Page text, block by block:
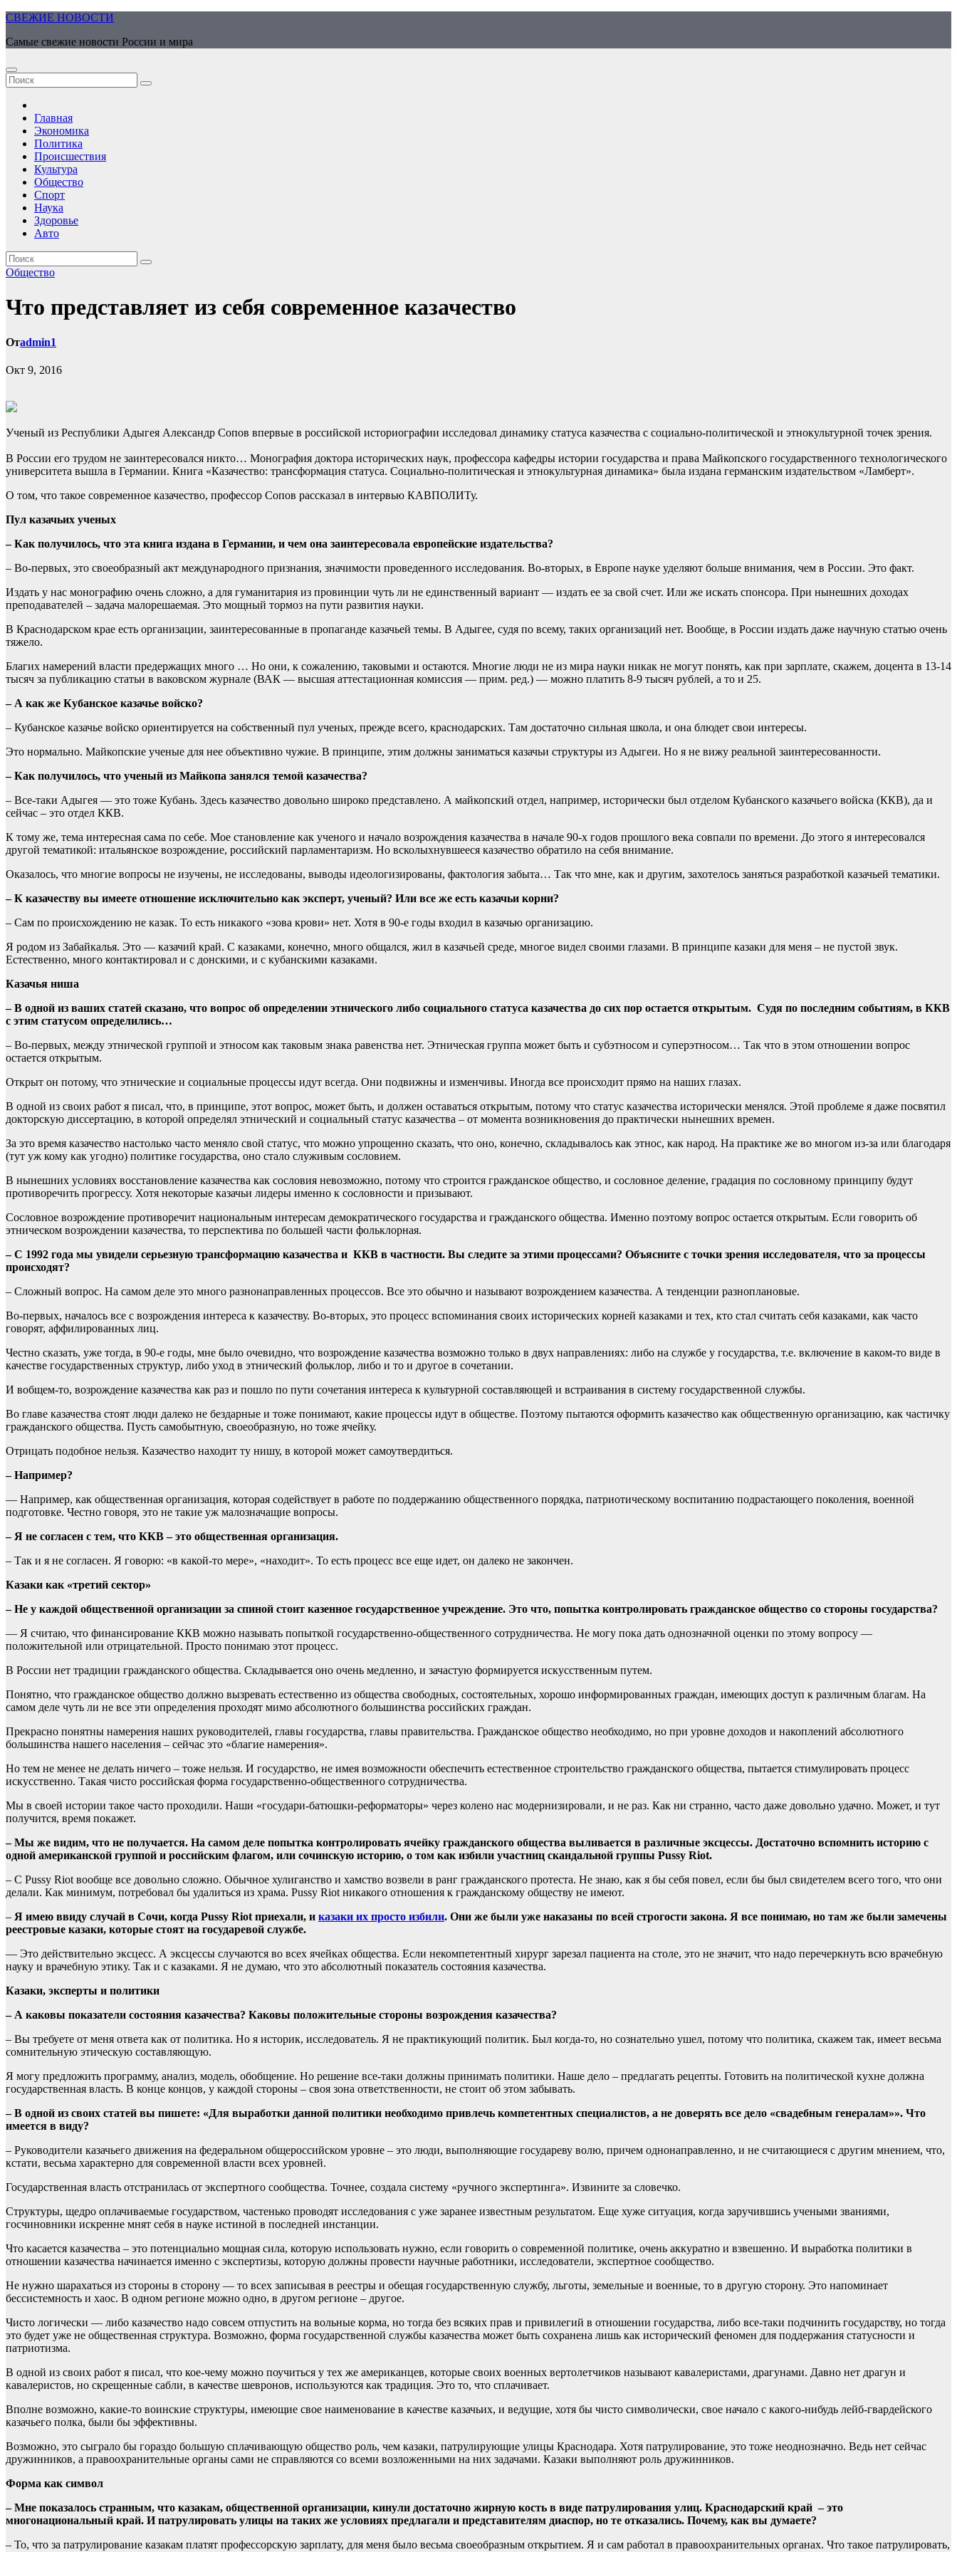
Перейти
содержимому
СВЕЖИЕ НОВОСТИ
Самые свежие новости России и мира
Главная
Экономика
Политика
Происшествия
Культура
Общество
Спорт
Наука
Здоровье
Авто
Общество
Что представляет из себя современное казачество
Отadmin1
Окт 9, 2016
Ученый из Республики Адыгея Александр Сопов впервые в российской историографии исследовал динамику статуса казачества с социально-политической и этнокультурной точек зрения.
В России его трудом не заинтересовался никто… Монография доктора исторических наук, профессора кафедры истории государства и права Майкопского государственного технологического
университета вышла в Германии. Книга «Казачество: трансформация статуса. Социально-политическая и этнокультурная динамика» была издана германским издательством «Ламберт».
О том, что такое современное казачество, профессор Сопов рассказал в интервью КАВПОЛИТу.
Пул казачьих ученых
– Как получилось, что эта книга издана в Германии, и чем она заинтересовала европейские издательства?
– Во-первых, это своеобразный акт международного признания, значимости проведенного исследования. Во-вторых, в Европе науке уделяют больше внимания, чем в России. Это факт.
Издать у нас монографию очень сложно, а для гуманитария из провинции чуть ли не единственный вариант — издать ее за свой счет. Или же искать спонсора. При нынешних доходах
преподавателей – задача малорешаемая. Это мощный тормоз на пути развития науки.
В Краснодарском крае есть организации, заинтересованные в пропаганде казачьей темы. В Адыгее, судя по всему, таких организаций нет. Вообще, в России издать даже научную статью очень
тяжело.
Благих намерений власти предержащих много … Но они, к сожалению, таковыми и остаются. Многие люди не из мира науки никак не могут понять, как при зарплате, скажем, доцента в 13-14
тысяч за публикацию статьи в ваковском журнале (ВАК — высшая аттестационная комиссия — прим. ред.) — можно платить 8-9 тысяч рублей, а то и 25.
– А как же Кубанское казачье войско?
– Кубанское казачье войско ориентируется на собственный пул ученых, прежде всего, краснодарских. Там достаточно сильная школа, и она блюдет свои интересы.
Это нормально. Майкопские ученые для нее объективно чужие. В принципе, этим должны заниматься казачьи структуры из Адыгеи. Но я не вижу реальной заинтересованности.
– Как получилось, что ученый из Майкопа занялся темой казачества?
– Все-таки Адыгея — это тоже Кубань. Здесь казачество довольно широко представлено. А майкопский отдел, например, исторически был отделом Кубанского казачьего войска (ККВ), да и
сейчас – это отдел ККВ.
К тому же, тема интересная сама по себе. Мое становление как ученого и начало возрождения казачества в начале 90-х годов прошлого века совпали по времени. До этого я интересовался
другой тематикой: итальянское возрождение, российский парламентаризм. Но всколыхнувшееся казачество обратило на себя внимание.
Оказалось, что многие вопросы не изучены, не исследованы, выводы идеологизированы, фактология забыта… Так что мне, как и другим, захотелось заняться разработкой казачьей тематики.
– К казачеству вы имеете отношение исключительно как эксперт, ученый? Или все же есть казачьи корни?
– Сам по происхождению не казак. То есть никакого «зова крови» нет. Хотя в 90-е годы входил в казачью организацию.
Я родом из Забайкалья. Это — казачий край. С казаками, конечно, много общался, жил в казачьей среде, многое видел своими глазами. В принципе казаки для меня – не пустой звук.
Естественно, много контактировал и с донскими, и с кубанскими казаками.
Казачья ниша
– В одной из ваших статей сказано, что вопрос об определении этнического либо социального статуса казачества до сих пор остается открытым. Судя по последним событиям, в ККВ
с этим статусом определились…
– Во-первых, между этнической группой и этносом как таковым знака равенства нет. Этническая группа может быть и субэтносом и суперэтносом… Так что в этом отношении вопрос
остается открытым.
Открыт он потому, что этнические и социальные процессы идут всегда. Они подвижны и изменчивы. Иногда все происходит прямо на наших глазах.
В одной из своих работ я писал, что, в принципе, этот вопрос, может быть, и должен оставаться открытым, потому что статус казачества исторически менялся. Этой проблеме я даже посвятил
докторскую диссертацию, в которой определял этнический и социальный статус казачества – от момента возникновения до практически нынешних времен.
За это время казачество настолько часто меняло свой статус, что можно упрощенно сказать, что оно, конечно, складывалось как этнос, как народ. На практике же во многом из-за или благодаря
(тут уж кому как угодно) политике государства, оно стало служивым сословием.
В нынешних условиях восстановление казачества как сословия невозможно, потому что строится гражданское общество, и сословное деление, градация по сословному принципу будут
противоречить прогрессу. Хотя некоторые казачьи лидеры именно к сословности и призывают.
Сословное возрождение противоречит национальным интересам демократического государства и гражданского общества. Именно поэтому вопрос остается открытым. Если говорить об
этническом возрождении казачества, то перспектива по большей части фольклорная.
– С 1992 года мы увидели серьезную трансформацию казачества и ККВ в частности. Вы следите за этими процессами? Объясните с точки зрения исследователя, что за процессы
происходят?
– Сложный вопрос. На самом деле это много разнонаправленных процессов. Все это обычно и называют возрождением казачества. А тенденции разноплановые.
Во-первых, началось все с возрождения интереса к казачеству. Во-вторых, это процесс вспоминания своих исторических корней казаками и тех, кто стал считать себя казаками, как часто
говорят, аффилированных лиц.
Честно сказать, уже тогда, в 90-е годы, мне было очевидно, что возрождение казачества возможно только в двух направлениях: либо на службе у государства, т.е. включение в каком-то виде в
качестве государственных структур, либо уход в этнический фольклор, либо и то и другое в сочетании.
И вобщем-то, возрождение казачества как раз и пошло по пути сочетания интереса к культурной составляющей и встраивания в систему государственной службы.
Во главе казачества стоят люди далеко не бездарные и тоже понимают, какие процессы идут в обществе. Поэтому пытаются оформить казачество как общественную организацию, как частичку
гражданского общества. Пусть самобытную, своеобразную, но тоже ячейку.
Отрицать подобное нельзя. Казачество находит ту нишу, в которой может самоутвердиться.
– Например?
— Например, как общественная организация, которая содействует в работе по поддержанию общественного порядка, патриотическому воспитанию подрастающего поколения, военной
подготовке. Честно говоря, это не такие уж малозначащие вопросы.
– Я не согласен с тем, что ККВ – это общественная организация.
– Так и я не согласен. Я говорю: «в какой-то мере», «находит». То есть процесс все еще идет, он далеко не закончен.
Казаки как «третий сектор»
– Не у каждой общественной организации за спиной стоит казенное государственное учреждение. Это что, попытка контролировать гражданское общество со стороны государства?
— Я считаю, что финансирование ККВ можно называть попыткой государственно-общественного сотрудничества. Не могу пока дать однозначной оценки по этому вопросу —
положительной или отрицательной. Просто понимаю этот процесс.
В России нет традиции гражданского общества. Складывается оно очень медленно, и зачастую формируется искусственным путем.
Понятно, что гражданское общество должно вызревать естественно из общества свободных, состоятельных, хорошо информированных граждан, имеющих доступ к различным благам. На
самом деле чуть ли не все эти определения проходят мимо абсолютного большинства российских граждан.
Прекрасно понятны намерения наших руководителей, главы государства, главы правительства. Гражданское общество необходимо, но при уровне доходов и накоплений абсолютного
большинства нашего населения – сейчас это «благие намерения».
Но тем не менее не делать ничего – тоже нельзя. И государство, не имея возможности обеспечить естественное строительство гражданского общества, пытается стимулировать процесс
искусственно. Такая чисто российская форма государственно-общественного сотрудничества.
Мы в своей истории такое часто проходили. Наши «государи-батюшки-реформаторы» через колено нас модернизировали, и не раз. Как ни странно, часто даже довольно удачно. Может, и тут
получится, время покажет.
– Мы же видим, что не получается. На самом деле попытка контролировать ячейку гражданского общества выливается в различные эксцессы. Достаточно вспомнить историю с
одной американской группой и российским флагом, или сочинскую историю, о том как избили участниц скандальной группы Pussy Riot.
– С Pussy Riot вообще все довольно сложно. Обычное хулиганство и хамство возвели в ранг гражданского протеста. Не знаю, как я бы себя повел, если бы был свидетелем всего того, что они
делали. Как минимум, потребовал бы удалиться из храма. Pussy Riot никакого отношения к гражданскому обществу не имеют.
– Я имею ввиду случай в Сочи, когда Pussy Riot приехали, и казаки их просто избили. Они же были уже наказаны по всей строгости закона. Я все понимаю, но там же были замечены
реестровые казаки, которые стоят на государевой службе.
— Это действительно эксцесс. А эксцессы случаются во всех ячейках общества. Если некомпетентный хирург зарезал пациента на столе, это не значит, что надо перечеркнуть всю врачебную
науку и врачебную этику. Так и с казаками. Я не думаю, что это абсолютный показатель состояния казачества.
Казаки, эксперты и политики
– А каковы показатели состояния казачества? Каковы положительные стороны возрождения казачества?
– Вы требуете от меня ответа как от политика. Но я историк, исследователь. Я не практикующий политик. Был когда-то, но сознательно ушел, потому что политика, скажем так, имеет весьма
сомнительную этическую составляющую.
Я могу предложить программу, анализ, модель, обобщение. Но решение все-таки должны принимать политики. Наше дело – предлагать рецепты. Готовить на политической кухне должна
государственная власть. В конце концов, у каждой стороны – своя зона ответственности, не стоит об этом забывать.
– В одной из своих статей вы пишете: «Для выработки данной политики необходимо привлечь компетентных специалистов, а не доверять все дело «свадебным генералам»». Что
имеется в виду?
– Руководители казачьего движения на федеральном общероссийском уровне – это люди, выполняющие государеву волю, причем однонаправленно, и не считающиеся с другим мнением, что,
кстати, весьма характерно для современной власти всех уровней.
Государственная власть отстранилась от экспертного сообщества. Точнее, создала систему «ручного экспертинга». Извините за словечко.
Структуры, щедро оплачиваемые государством, частенько проводят исследования с уже заранее известным результатом. Еще хуже ситуация, когда заручившись учеными званиями,
госчиновники искренне мнят себя в науке истиной в последней инстанции.
Что касается казачества – это потенциально мощная сила, которую использовать нужно, если говорить о современной политике, очень аккуратно и взвешенно. И выработка политики в
отношении казачества начинается именно с экспертизы, которую должны провести научные работники, исследователи, экспертное сообщество.
Не нужно шарахаться из стороны в сторону — то всех записывая в реестры и обещая государственную службу, льготы, земельные и военные, то в другую сторону. Это напоминает
бессистемность и хаос. В одном регионе можно одно, в другом регионе – другое.
Чисто логически — либо казачество надо совсем отпустить на вольные корма, но тогда без всяких прав и привилегий в отношении государства, либо все-таки подчинить государству, но тогда
это будет уже не общественная структура. Возможно, форма государственной службы казачества может быть сохранена лишь как исторический феномен для поддержания статусности и
патриотизма.
В одной из своих работ я писал, что кое-чему можно поучиться у тех же американцев, которые своих военных вертолетчиков называют кавалеристами, драгунами. Давно нет драгун и
кавалеристов, но скрещенные сабли, в качестве шевронов, используются как традиция. Это то, что сплачивает.
Вполне возможно, какие-то воинские структуры, имеющие свое наименование в качестве казачьих, и ведущие, хотя бы чисто символически, свое начало с какого-нибудь лейб-гвардейского
казачьего полка, были бы эффективны.
Возможно, это сыграло бы гораздо большую сплачивающую общество роль, чем казаки, патрулирующие улицы Краснодара. Хотя патрулирование, это тоже неоднозначно. Ведь нет сейчас
дружинников, а правоохранительные органы сами не справляются со всеми возложенными на них задачами. Казаки выполняют роль дружинников.
Форма как символ
– Мне показалось странным, что казакам, общественной организации, кинули достаточно жирную кость в виде патрулирования улиц. Краснодарский край – это
многонациональный край. И патрулировать улицы на таких же условиях предлагали и представителям диаспор, но те отказались. Почему, как вы думаете?
– То, что за патрулирование казакам платят профессорскую зарплату, для меня было весьма своеобразным открытием. Я и сам работал в правоохранительных органах. Что такое патрулировать,